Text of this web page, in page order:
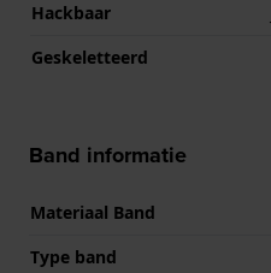
Hackbaar
Geskeletteerd
Band informatie
Materiaal Band
Type band